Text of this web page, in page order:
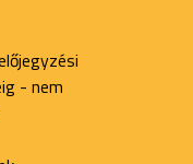
- nem